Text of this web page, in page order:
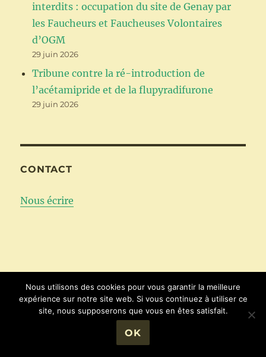
interdits : occupation du site de Genay par
les Faucheurs et Faucheuses Volontaires
d’OGM
29 juin 2026
Tribune contre la ré-introduction de
l’acétamipride et de la flupyradifurone
29 juin 2026
CONTACT
Nous écrire
Nous utilisons des cookies pour vous garantir la meilleure
expérience sur notre site web. Si vous continuez à utiliser ce
site, nous supposerons que vous en êtes satisfait.
OK